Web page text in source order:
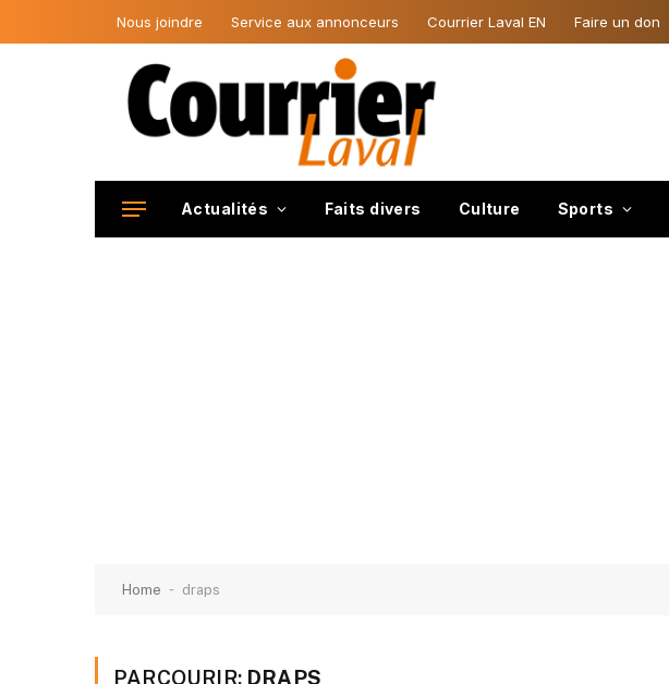
Nous joindre Service aux annonceurs Courrier Laval EN Faire un don
Actualités Faits divers Culture Sports
Home - draps
PARCOURIR: DRAPS